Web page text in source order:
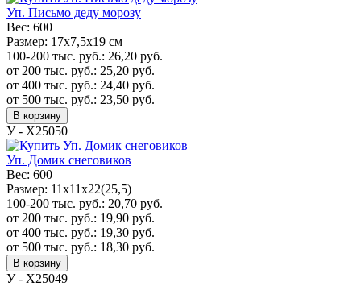
Уп. Письмо деду морозу
Вес: 600
Размер: 17x7,5x19 см
100-200 тыс. руб.: 26,20 руб.
от 200 тыс. руб.: 25,20 руб.
от 400 тыс. руб.: 24,40 руб.
от 500 тыс. руб.: 23,50 руб.
В корзину
У - Х25050
Уп. Домик снеговиков
Вес: 600
Размер: 11х11х22(25,5)
100-200 тыс. руб.: 20,70 руб.
от 200 тыс. руб.: 19,90 руб.
от 400 тыс. руб.: 19,30 руб.
от 500 тыс. руб.: 18,30 руб.
В корзину
У - Х25049